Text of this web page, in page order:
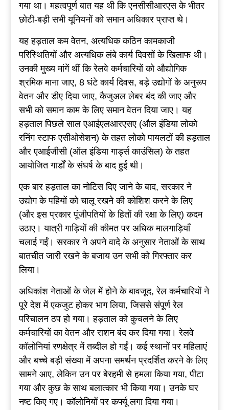
गया था। महत्वपूर्ण बात यह थी कि एनसीसीआरएस के भीतर
छोटी-बड़ी सभी यूनियनों को समान अधिकार प्राप्त थे।
यह हड़ताल कम वेतन, अत्यधिक कठिन कामकाजी
परिस्थितियों और अत्यधिक लंबे कार्य दिवसों के खिलाफ थी।
उनकी मुख्य मांगें थीं कि रेलवे कर्मचारियों को औद्योगिक
श्रमिक माना जाए, 8 घंटे कार्य दिवस, बड़े उद्योगों के अनुरूप
वेतन और डीए दिया जाए, कैजुअल लेबर बंद की जाए और
सभी को समान काम के लिए समान वेतन दिया जाए। यह
हड़ताल पिछले साल एआईएलआरएसए (औल इंडिया लोको
रनिंग स्टाफ एसीओसेशन) के तहत लोको पायलटों की हड़ताल
और एआईजीसी (ऑल इंडिया गार्ड्स काउंसिल) के तहत
आयोजित गार्डों के संघर्ष के बाद हुई थी।
एक बार हड़ताल का नोटिस दिए जाने के बाद, सरकार ने
उद्योग के पहियों को चालू रखने की कोशिश करने के लिए
(और इस प्रकार पूंजीपतियों के हितों की रक्षा के लिए) कदम
उठाए। यात्री गाड़ियों की कीमत पर अधिक मालगाड़ियाँ
चलाई गईं। सरकार ने अपने वादे के अनुसार नेताओं के साथ
बातचीत जारी रखने के बजाय उन सभी को गिरफ्तार कर
लिया।
अधिकांश नेताओं के जेल में होने के बावजूद, रेल कर्मचारियों ने
पूरे देश में एकजुट होकर भाग लिया, जिससे संपूर्ण रेल
परिचालन ठप हो गया। हड़ताल को कुचलने के लिए
कर्मचारियों का वेतन और राशन बंद कर दिया गया। रेलवे
कॉलोनियां रणक्षेत्र में तब्दील हो गईं। कई स्थानों पर महिलाएं
और बच्चे बड़ी संख्या में अपना समर्थन प्रदर्शित करने के लिए
सामने आए, लेकिन उन पर बेरहमी से हमला किया गया, पीटा
गया और कुछ के साथ बलात्कार भी किया गया। उनके घर
नष्ट किए गए। कॉलोनियों पर कर्फ्यू लगा दिया गया।